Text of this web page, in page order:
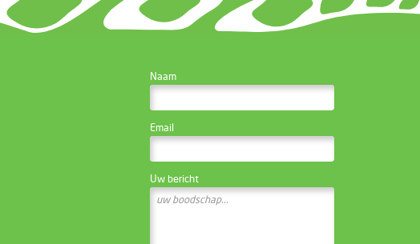
WEBSITE BEHEERDER
Naam
Email
Uw bericht